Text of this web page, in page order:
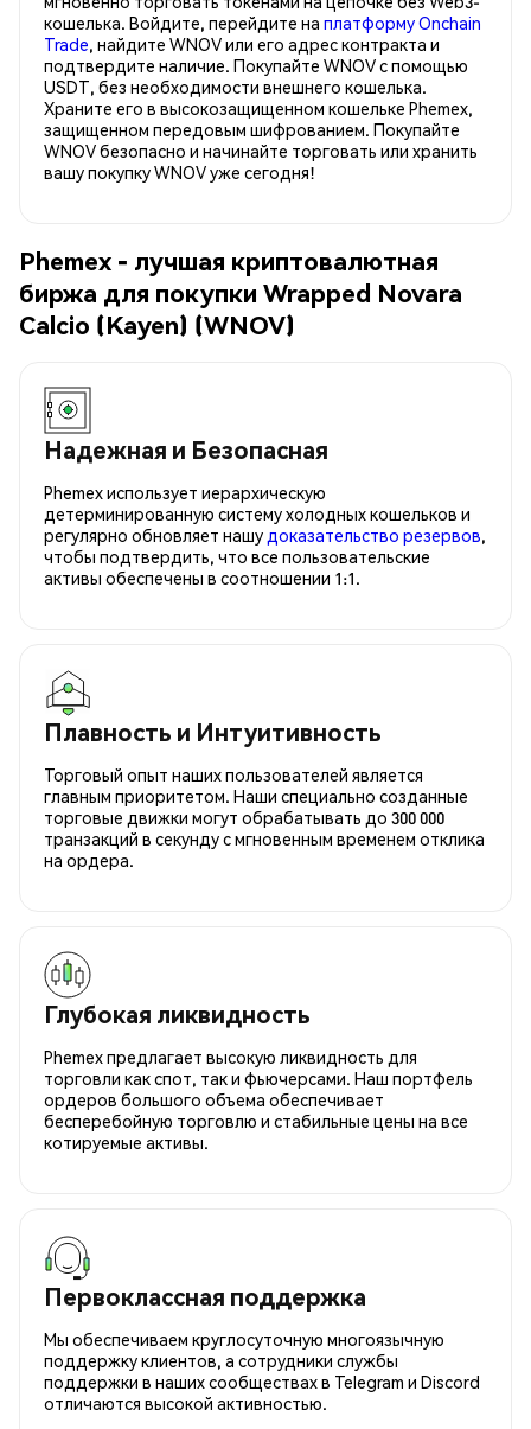
кошелька. Войдите, перейдите на платформу Onchain
Trade, найдите WNOV или его адрес контракта и
подтвердите наличие. Покупайте WNOV с помощью
USDT, без необходимости внешнего кошелька.
Храните его в высокозащищенном кошельке Phemex,
защищенном передовым шифрованием. Покупайте
WNOV безопасно и начинайте торговать или хранить
вашу покупку WNOV уже сегодня!
Phemex - лучшая криптовалютная
биржа для покупки Wrapped Novara
Calcio (Kayen) (WNOV)
Надежная и Безопасная
Phemex использует иерархическую
детерминированную систему холодных кошельков и
регулярно обновляет нашу доказательство резервов,
чтобы подтвердить, что все пользовательские
активы обеспечены в соотношении 1:1.
Плавность и Интуитивность
Торговый опыт наших пользователей является
главным приоритетом. Наши специально созданные
торговые движки могут обрабатывать до 300 000
транзакций в секунду с мгновенным временем отклика
на ордера.
Глубокая ликвидность
Phemex предлагает высокую ликвидность для
торговли как спот, так и фьючерсами. Наш портфель
ордеров большого объема обеспечивает
бесперебойную торговлю и стабильные цены на все
котируемые активы.
Первоклассная поддержка
Мы обеспечиваем круглосуточную многоязычную
поддержку клиентов, а сотрудники службы
поддержки в наших сообществах в Telegram и Discord
отличаются высокой активностью.